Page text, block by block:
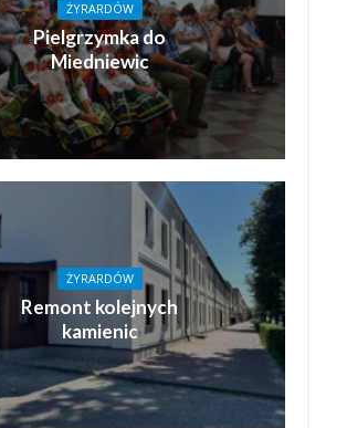
ŻYRARDÓW
Pielgrzymka do
Miedniewic
ŻYRARDÓW
Remont kolejnych
kamienic